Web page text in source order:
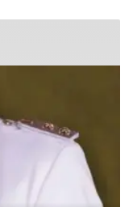
Tapi Rapuh